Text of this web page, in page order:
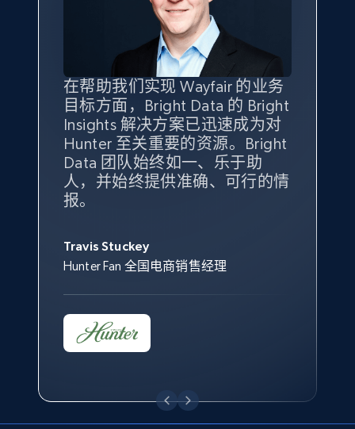
URL, Product id, Title, Seller name, Seller rating,
Seller reviews, Breadcrumbs, Root category, and
2.5K+ 359+ 立即开始
eBay - Collect products from shops on eBay
URL, Product id, Title, Seller name, Seller rating,
eBay - Collect records by category
Seller reviews, Breadcrumbs, Root category, and
在帮助我们实现 Wayfair 的业务
目标方面，Bright Data 的 Bright
Insights 解决方案已迅速成为对
Hunter 至关重要的资源。Bright
Data 团队始终如一、乐于助
人，并始终提供准确、可行的情
报。
Travis Stuckey
Hunter Fan 全国电商销售经理
Bright Insights 的数据极大地支
持了我们公司的目标。每个产品
类别的市场份额帮助我们以主要
竞争对手为基准，而供应商的销
售情况则从战术上帮助我们的营
销团队扩大产品种类。
Overstock 的客户战略与洞察总监
我们之所以选择 Bright
Insights，是因为它能够跟踪销
售情况，并绘制对我们业务至关
重要的竞争产品类别图。
Yael Fridman
Keter 的市场总监
借助 Bright Data 的解决方案，
我们获得了对市场领域、产品、
竞争格局以及消费者行为趋势的
独特且全面的洞察。
Beverly Taylor
Kingston Brass, Inc. 商品规划总监